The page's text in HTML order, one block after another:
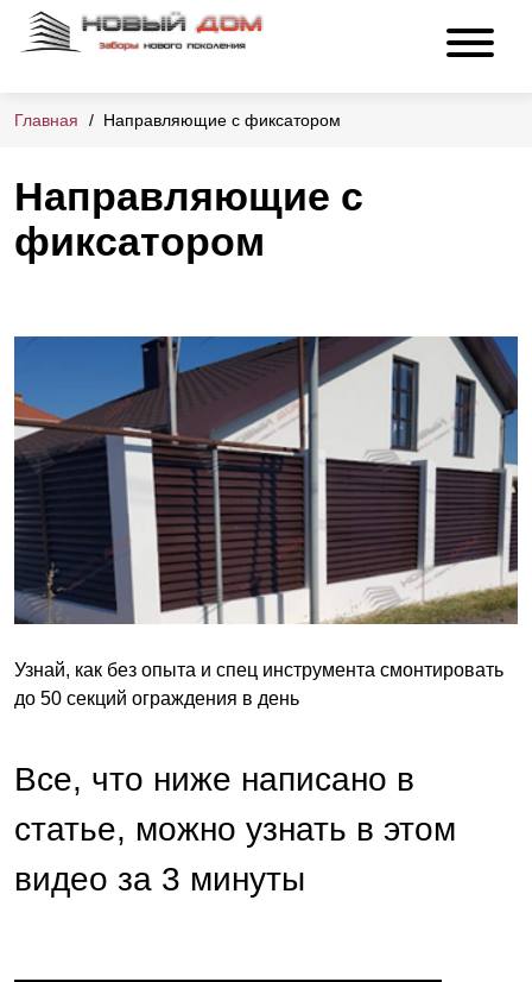
Главная Направляющие с фиксатором
Направляющие с
фиксатором
Узнай, как без опыта и спец инструмента смонтировать
до 50 секций ограждения в день
Все, что ниже написано в
статье, можно узнать в этом
видео за 3 минуты